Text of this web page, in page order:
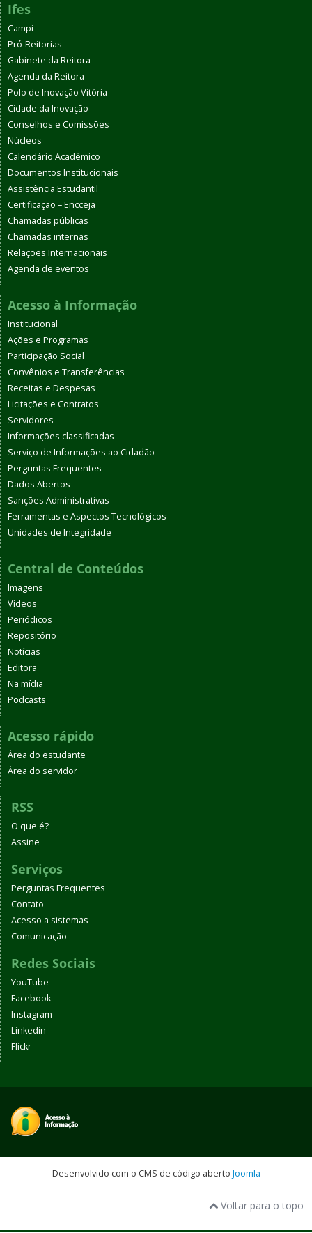
Ifes
Campi
Pró-Reitorias
Gabinete da Reitora
Agenda da Reitora
Polo de Inovação Vitória
Cidade da Inovação
Conselhos e Comissões
Núcleos
Calendário Acadêmico
Documentos Institucionais
Assistência Estudantil
Certificação – Encceja
Chamadas públicas
Chamadas internas
Relações Internacionais
Agenda de eventos
Acesso à Informação
Institucional
Ações e Programas
Participação Social
Convênios e Transferências
Receitas e Despesas
Licitações e Contratos
Servidores
Informações classificadas
Serviço de Informações ao Cidadão
Perguntas Frequentes
Dados Abertos
Sanções Administrativas
Ferramentas e Aspectos Tecnológicos
Unidades de Integridade
Central de Conteúdos
Imagens
Vídeos
Periódicos
Repositório
Notícias
Editora
Na mídia
Podcasts
Acesso rápido
Área do estudante
Área do servidor
RSS
O que é?
Assine
Serviços
Perguntas Frequentes
Contato
Acesso a sistemas
Comunicação
Redes Sociais
YouTube
Facebook
Instagram
Linkedin
Flickr
Desenvolvido com o CMS de código aberto Joomla
Voltar para o topo